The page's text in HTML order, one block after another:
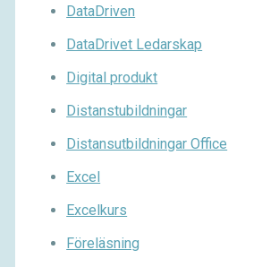
DataDriven
DataDrivet Ledarskap
Digital produkt
Distanstubildningar
Distansutbildningar Office
Excel
Excelkurs
Föreläsning